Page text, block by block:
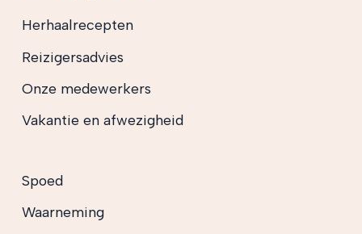
Herhaalrecepten
Reizigersadvies
Onze medewerkers
Vakantie en afwezigheid
Spoed
Waarneming